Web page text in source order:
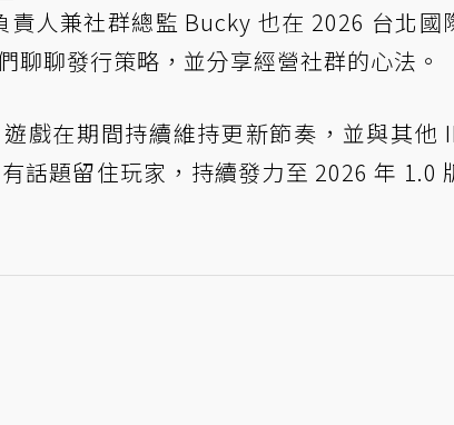
人兼社群總監 Bucky 也在 2026 台北國
聊聊發行策略，並分享經營社群的心法。
戲在期間持續維持更新節奏，並與其他
話題留住玩家，持續發力至 2026 年 1.0